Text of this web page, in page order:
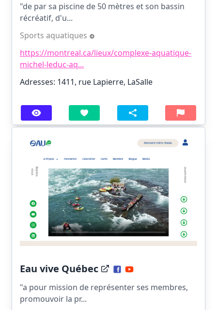
"de par sa piscine de 50 mètres et son bassin
récréatif, d'u...
Sports aquatiques
https://montreal.ca/lieux/complexe-aquatique-
michel-leduc-aq...
Adresses: 1411, rue Lapierre, LaSalle
Eau vive Québec
"a pour mission de représenter ses membres,
promouvoir la pr...